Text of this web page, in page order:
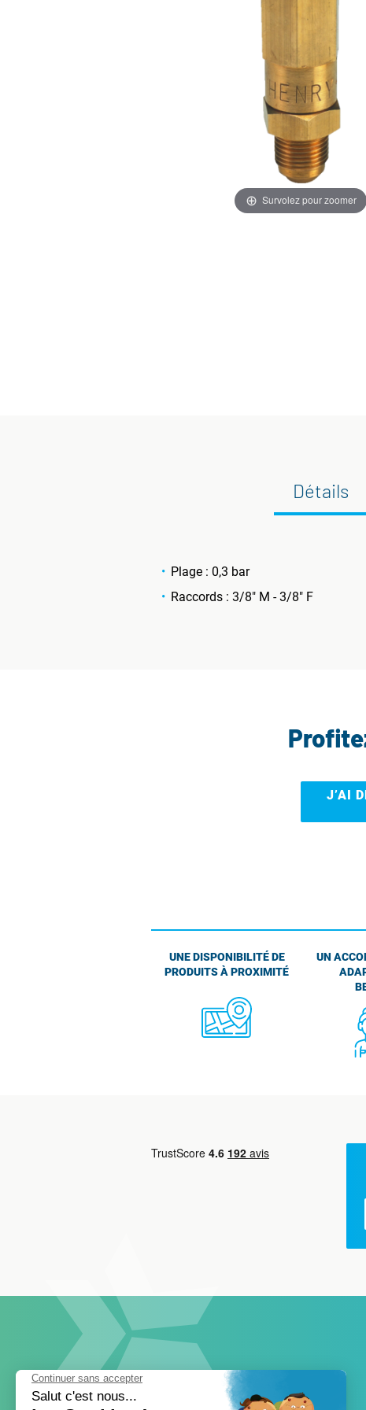
Survolez pour zoomer
Détails
Plage : 0,3 bar
Raccords : 3/8" M - 3/8" F
J’AI
UNE DISPONIBILITÉ DE
PRODUITS À PROXIMITÉ
UN